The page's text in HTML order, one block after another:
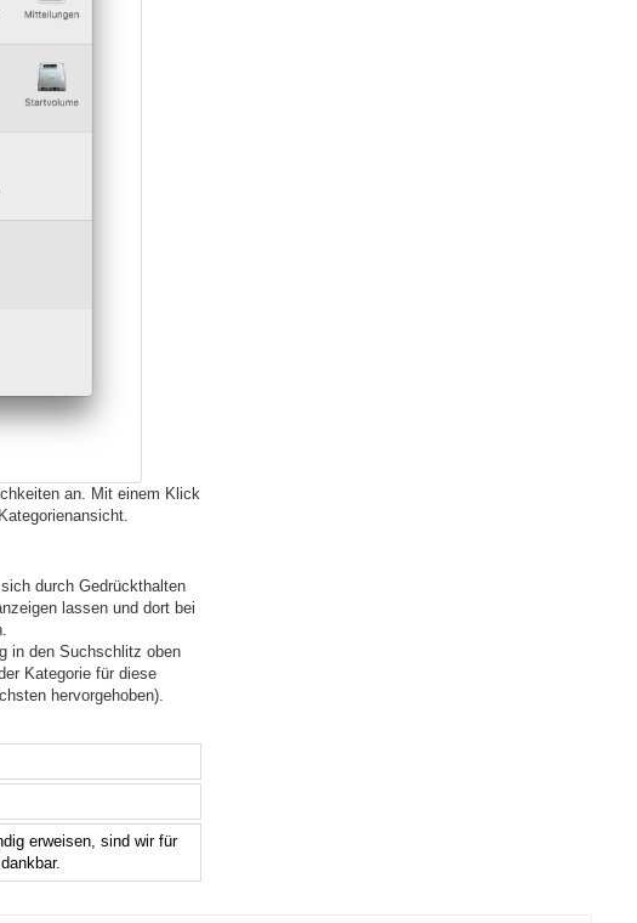
an. Mit einem Klick
durch Gedrückthalten
lassen und dort bei
in den Suchschlitz oben
Kategorie für diese
hervorgehoben).
erweisen, sind wir für